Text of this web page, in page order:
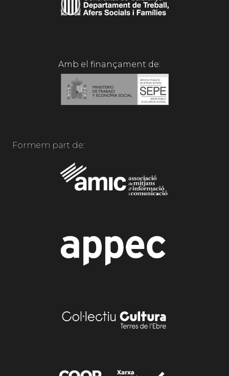
Amb el finançament de:
Formem part de: